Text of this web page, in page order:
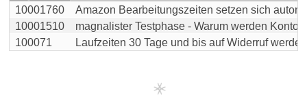
10001760
Amazon Bearbeitungszeiten setzen sich
10001510
magnalister Testphase - Warum werden
100071
Laufzeiten 30 Tage und bis auf Widerruf